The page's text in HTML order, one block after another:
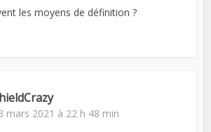
les moyens de définition ?
mars 2021 à 22 h 48 min